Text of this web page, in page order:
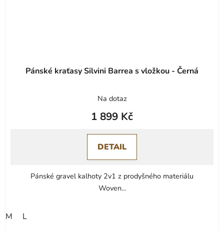
Pánské kraťasy Silvini Barrea s vložkou - Černá
Na dotaz
1 899 Kč
DETAIL
Pánské gravel kalhoty 2v1 z prodyšného materiálu
Woven...
M L